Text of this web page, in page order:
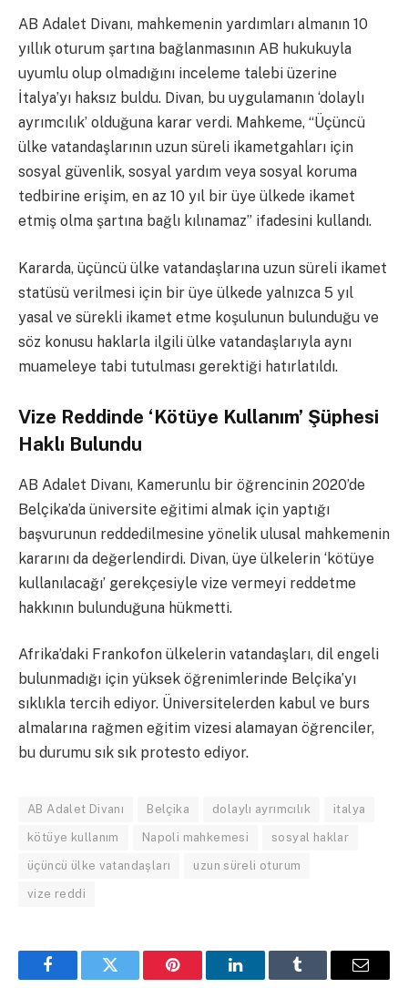
AB Adalet Divanı, mahkemenin yardımları almanın 10
yıllık oturum şartına bağlanmasının AB hukukuyla
uyumlu olup olmadığını inceleme talebi üzerine
İtalya’yı haksız buldu. Divan, bu uygulamanın ‘dolaylı
ayrımcılık’ olduğuna karar verdi. Mahkeme, “Üçüncü
ülke vatandaşlarının uzun süreli ikametgahları için
sosyal güvenlik, sosyal yardım veya sosyal koruma
tedbirine erişim, en az 10 yıl bir üye ülkede ikamet
etmiş olma şartına bağlı kılınamaz” ifadesini kullandı.
Kararda, üçüncü ülke vatandaşlarına uzun süreli ikamet
statüsü verilmesi için bir üye ülkede yalnızca 5 yıl
yasal ve sürekli ikamet etme koşulunun bulunduğu ve
söz konusu haklarla ilgili ülke vatandaşlarıyla aynı
muameleye tabi tutulması gerektiği hatırlatıldı.
Vize Reddinde ‘Kötüye Kullanım’ Şüphesi
Haklı Bulundu
AB Adalet Divanı, Kamerunlu bir öğrencinin 2020’de
Belçika’da üniversite eğitimi almak için yaptığı
başvurunun reddedilmesine yönelik ulusal mahkemenin
kararını da değerlendirdi. Divan, üye ülkelerin ‘kötüye
kullanılacağı’ gerekçesiyle vize vermeyi reddetme
hakkının bulunduğuna hükmetti.
Afrika’daki Frankofon ülkelerin vatandaşları, dil engeli
bulunmadığı için yüksek öğrenimlerinde Belçika’yı
sıklıkla tercih ediyor. Üniversitelerden kabul ve burs
almalarına rağmen eğitim vizesi alamayan öğrenciler,
bu durumu sık sık protesto ediyor.
AB Adalet Divanı Belçika dolaylı ayrımcılık italya
kötüye kullanım Napoli mahkemesi sosyal haklar
üçüncü ülke vatandaşları uzun süreli oturum
vize reddi
FacebookTwitter Pinterest LinkedInTumblr Email